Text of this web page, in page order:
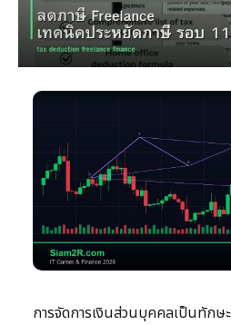
การจัดการเงินส่วนบุคคลเป็นทัก